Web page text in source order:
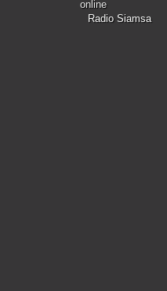
Radio Siamsa